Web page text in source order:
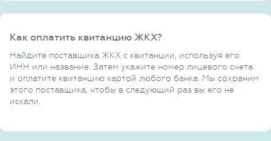
Как оплатить квитанцию ЖКХ?
Найдите поставщика ЖКХ с квитанции, используя его
ИНН или название. Затем укажите номер лицевого счета
и оплатите квитанцию картой любого банка. Мы сохраним
этого поставщика, чтобы в следующий раз вы его не
искали.